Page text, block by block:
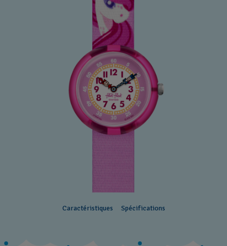
Caractéristiques Spécifications